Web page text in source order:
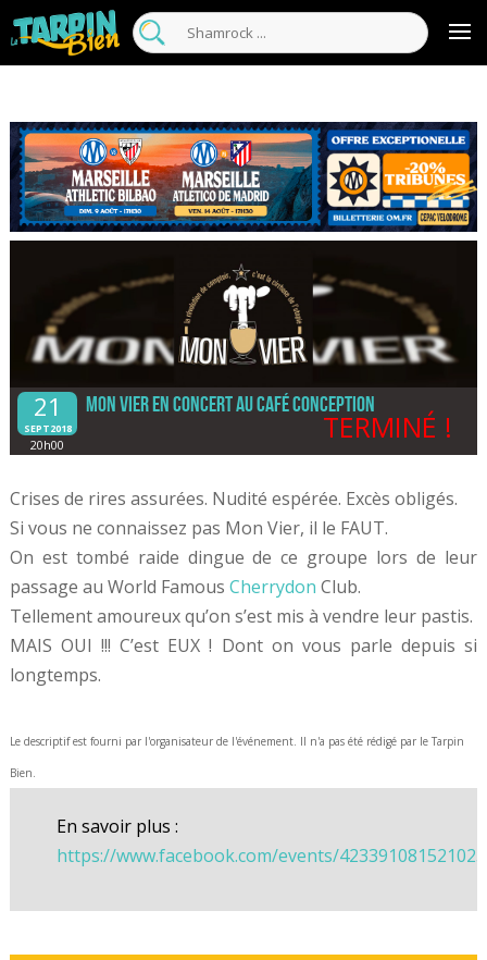
21
SEPT2018
20h00
Mon Vier en concert au Café Conception
TERMINÉ !
Crises de rires assurées. Nudité espérée. Excès obligés.
Si vous ne connaissez pas Mon Vier, il le FAUT.
On est tombé raide dingue de ce groupe lors de leur
passage au World Famous Cherrydon Club.
Tellement amoureux qu’on s’est mis à vendre leur pastis.
MAIS OUI !!! C’est EUX ! Dont on vous parle depuis si
longtemps.
Le descriptif est fourni par l'organisateur de l'événement. Il n'a pas été rédigé par le Tarpin
Bien.
En savoir plus :
https://www.facebook.com/events/